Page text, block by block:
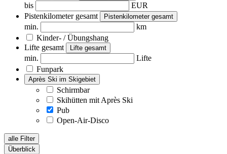
bis
EUR
Pistenkilometer gesamt
Pistenkilometer gesamt
min.
km
Kinder- / Übungshang
Lifte gesamt
Lifte gesamt
min.
Lifte
Funpark
Après Ski im Skigebiet
Schirmbar
Skihütten mit Après Ski
Pub
Open-Air-Disco
alle Filter
Überblick